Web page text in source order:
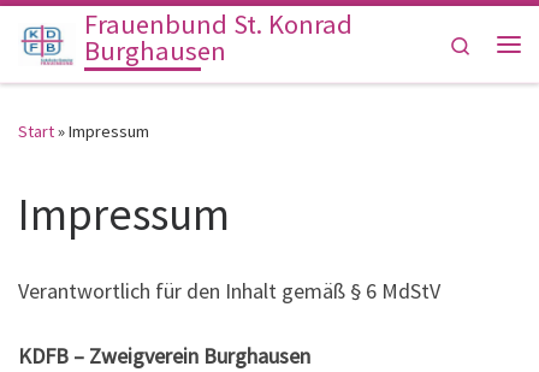
Zum Inhalt springen
Frauenbund St. Konrad
Burghausen
Search
Start»Impressum
Impressum
Verantwortlich für den Inhalt gemäß § 6 MdStV
KDFB – Zweigverein Burghausen